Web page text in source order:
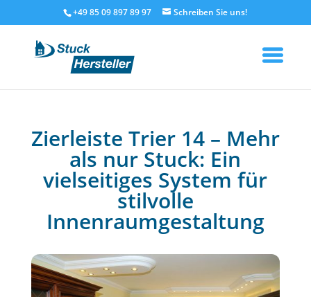
+49 85 09 897 89 97
Zierleiste Trier 14 – Mehr
als nur Stuck: Ein
vielseitiges System für
stilvolle
Innenraumgestaltung